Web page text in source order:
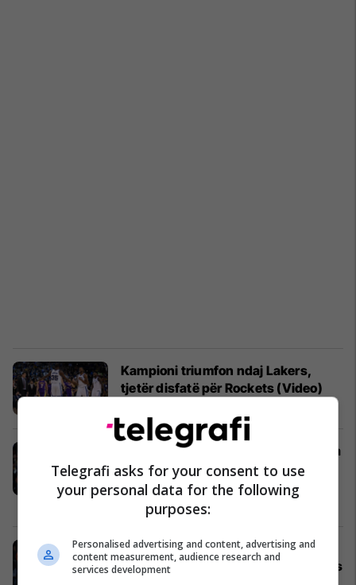
Kampioni triumfon ndaj Lakers,
tjetër disfatë për Rockets (Video)
Westbrook i pandalshëm, Oklahoma
e mposht pas tri vazhdimeve
Philadelphian në shtëpi (Video)
16/12/2017
Golden State Warriors po krijon
ekipin më të fortë në histori të NBA-s
Telegrafi asks for your consent to use
your personal data for the following
purposes:
Personalised advertising and content, advertising and
content measurement, audience research and
services development